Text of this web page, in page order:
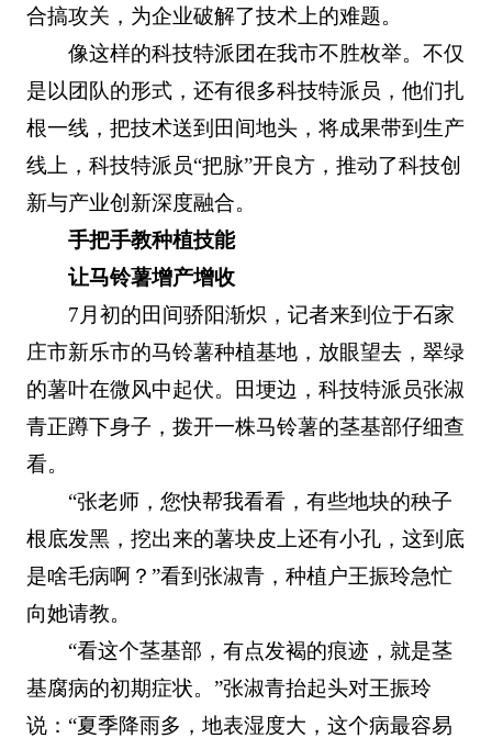
合搞攻关，为企业破解了技术上的难题。
像这样的科技特派团在我市不胜枚举。不仅
是以团队的形式，还有很多科技特派员，他们扎
根一线，把技术送到田间地头，将成果带到生产
线上，科技特派员“把脉”开良方，推动了科技创
新与产业创新深度融合。
手把手教种植技能
让马铃薯增产增收
7月初的田间骄阳渐炽，记者来到位于石家
庄市新乐市的马铃薯种植基地，放眼望去，翠绿
的薯叶在微风中起伏。田埂边，科技特派员张淑
青正蹲下身子，拨开一株马铃薯的茎基部仔细查
看。
“张老师，您快帮我看看，有些地块的秧子
根底发黑，挖出来的薯块皮上还有小孔，这到底
是啥毛病啊？”看到张淑青，种植户王振玲急忙
向她请教。
“看这个茎基部，有点发褐的痕迹，就是茎
基腐病的初期症状。”张淑青抬起头对王振玲
说：“夏季降雨多，地表湿度大，这个病最容易